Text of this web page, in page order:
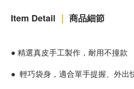
Item Detail ｜ 商品細節
● 精選真皮手工製作，耐用不撞款
● 輕巧袋身，適合單手提握、外出